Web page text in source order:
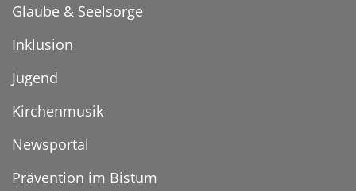
Glaube & Seelsorge
Inklusion
Jugend
Kirchenmusik
Newsportal
Prävention im Bistum